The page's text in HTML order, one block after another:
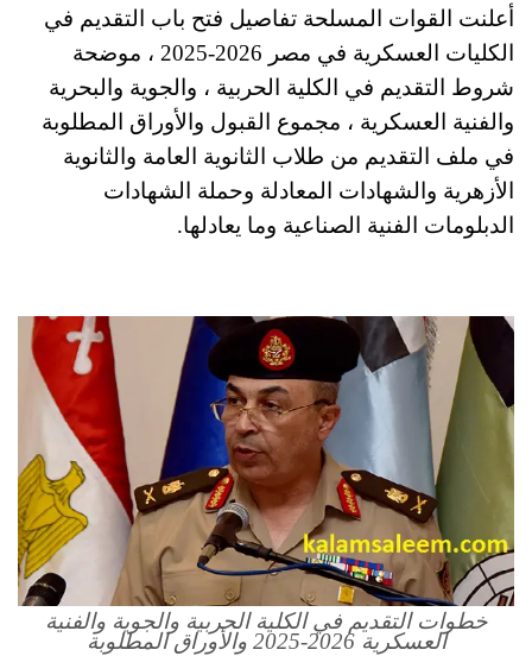
أعلنت القوات المسلحة تفاصيل فتح باب التقديم في
الكليات العسكرية في مصر 2026-2025 ، موضحة
شروط التقديم في الكلية الحربية ، والجوية والبحرية
والفنية العسكرية ، مجموع القبول والأوراق المطلوبة
في ملف التقديم من طلاب الثانوية العامة والثانوية
الأزهرية والشهادات المعادلة وحملة الشهادات
الدبلومات الفنية الصناعية وما يعادلها.
خطوات التقديم في الكلية الحربية والجوية والفنية
العسكرية 2026-2025 والأوراق المطلوبة